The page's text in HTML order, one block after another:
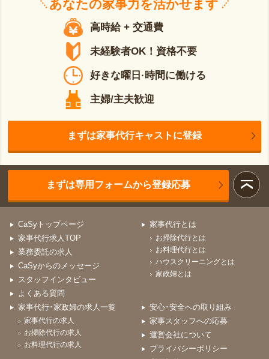
あなたの家事力を活かせます
高時給 + 交通費
未経験者OK！資格不要
好きな曜日·時間に働ける
主婦/主夫歓迎
まずは家事代行キャストに登録
まずは専用フォームから登録応募
CaSyトップページ
家事代行求人TOP
業務委託の求人
CaSyからのメッセージ
スタッフインタビュー
よくある質問
家事代行とは
お掃除代行とは
お料理代行とは
ハウスクリーニングとは
家政婦とは
家事代行･家政婦の求人一覧
家事代行の求人
お掃除代行の求人
お料理代行の求人
安心･安全への取り組み
家事スタッフへの応募
運営会社について
プライバシーポリシー